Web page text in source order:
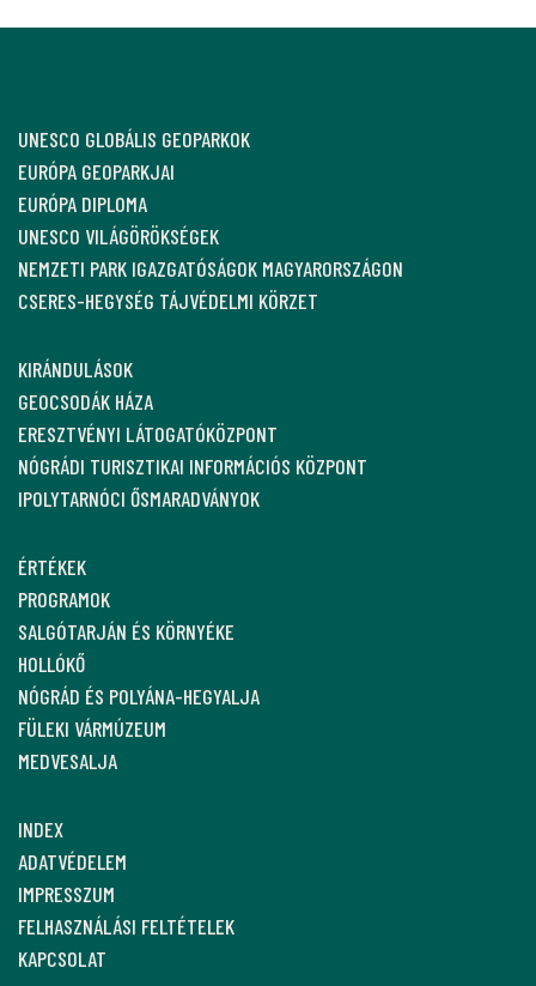
UNESCO GLOBÁLIS GEOPARKOK
EURÓPA GEOPARKJAI
EURÓPA DIPLOMA
UNESCO VILÁGÖRÖKSÉGEK
NEMZETI PARK IGAZGATÓSÁGOK MAGYARORSZÁGON
CSERES-HEGYSÉG TÁJVÉDELMI KÖRZET
KIRÁNDULÁSOK
GEOCSODÁK HÁZA
ERESZTVÉNYI LÁTOGATÓKÖZPONT
NÓGRÁDI TURISZTIKAI INFORMÁCIÓS KÖZPONT
IPOLYTARNÓCI ŐSMARADVÁNYOK
ÉRTÉKEK
PROGRAMOK
SALGÓTARJÁN ÉS KÖRNYÉKE
HOLLÓKŐ
NÓGRÁD ÉS POLYÁNA-HEGYALJA
FÜLEKI VÁRMÚZEUM
MEDVESALJA
INDEX
ADATVÉDELEM
IMPRESSZUM
FELHASZNÁLÁSI FELTÉTELEK
KAPCSOLAT